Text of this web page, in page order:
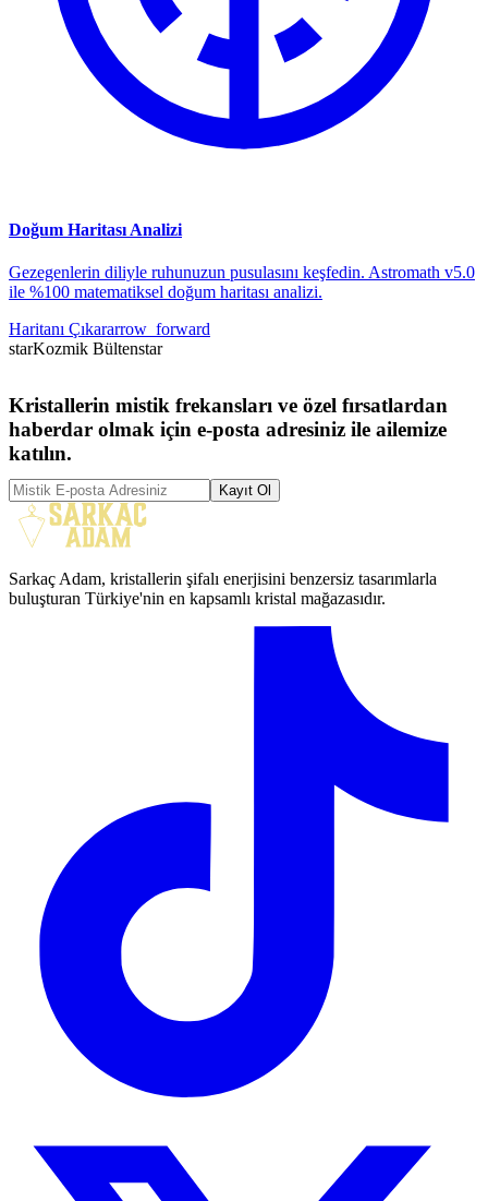
Doğum Haritası Analizi
Gezegenlerin diliyle ruhunuzun pusulasını keşfedin. Astromath v5.0
ile %100 matematiksel doğum haritası analizi.
Haritanı Çıkararrow_forward
starKozmik Bültenstar
Kristallerin mistik frekansları ve özel fırsatlardan
haberdar olmak için e-posta adresiniz ile ailemize
katılın.
Kayıt Ol
Sarkaç Adam, kristallerin şifalı enerjisini benzersiz tasarımlarla
buluşturan Türkiye'nin en kapsamlı kristal mağazasıdır.